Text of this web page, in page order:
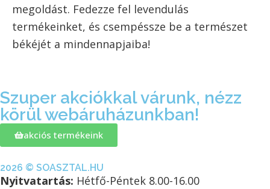
megoldást. Fedezze fel levendulás
termékeinket, és csempéssze be a természet
békéjét a mindennapjaiba!
Szuper akciókkal várunk, nézz
körül webáruházunkban!
akciós termékeink
2026 © SOASZTAL.HU
Nyitvatartás: Hétfő-Péntek 8.00-16.00